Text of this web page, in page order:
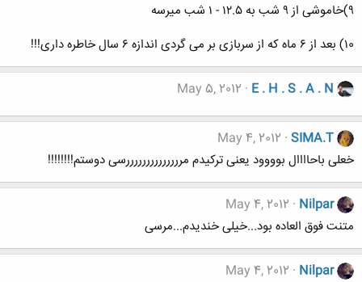
۹)خاموشی از ۹ شب به ۱۲.۵ - ۱ شب میرسه
۱0) بعد از ۶ ماه که از سربازی بر می گردی اندازه ۶ سال خاطره داری!!!
E . H . S . A . N
May 5, 2012
SIMA.T
May 4, 2012
خعلی باحاااال بوووود یعنی ترکیدم مررررررررررررررسی دوستم!!!!!!!!
Nilpar
May 4, 2012
متنت فوق العاده بود...خیلی خندیدم...مرسی
Nilpar
May 4, 2012